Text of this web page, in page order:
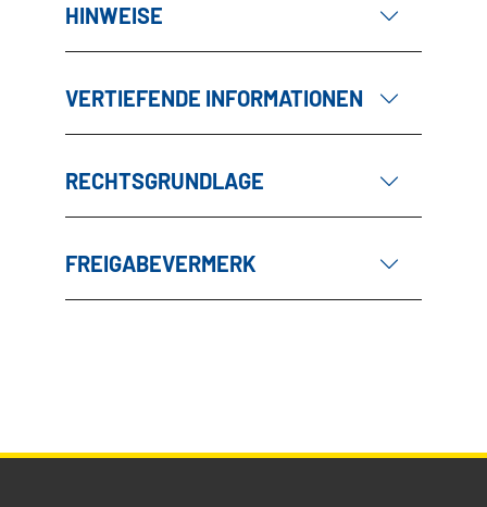
HINWEISE
VERTIEFENDE INFORMATIONEN
RECHTSGRUNDLAGE
FREIGABEVERMERK